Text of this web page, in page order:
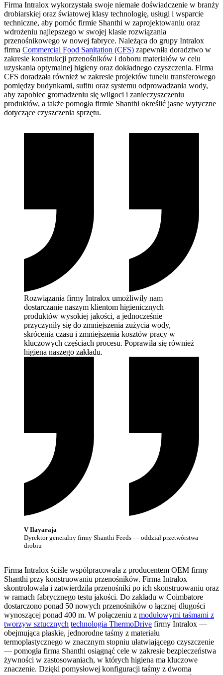
Firma Intralox wykorzystała swoje niemałe doświadczenie w branży
drobiarskiej oraz światowej klasy technologię, usługi i wsparcie
techniczne, aby pomóc firmie Shanthi w zaprojektowaniu oraz
wdrożeniu najlepszego w swojej klasie rozwiązania
przenośnikowego w nowej fabryce. Należąca do grupy Intralox
firma Commercial Food Sanitation (CFS) zapewniła doradztwo w
zakresie konstrukcji przenośników i doboru materiałów w celu
uzyskania optymalnej higieny oraz dokładnego czyszczenia. Firma
CFS doradzała również w zakresie projektów tunelu transferowego
pomiędzy budynkami, sufitu oraz systemu odprowadzania wody,
aby zapobiec gromadzeniu się wilgoci i zanieczyszczeniu
produktów, a także pomogła firmie Shanthi określić jasne wytyczne
dotyczące czyszczenia sprzętu.
Rozwiązania firmy Intralox umożliwiły nam
dostarczanie naszym klientom higienicznych
produktów wysokiej jakości, a jednocześnie
przyczyniły się do zmniejszenia zużycia wody,
skrócenia czasu i zmniejszenia kosztów pracy w
kluczowych częściach procesu. Poprawiła się również
higiena naszego zakładu.
V Ilayaraja
Dyrektor generalny firmy Shanthi Feeds — oddział przetwórstwa
drobiu
Firma Intralox ściśle współpracowała z producentem OEM firmy
Shanthi przy konstruowaniu przenośników. Firma Intralox
skontrolowała i zatwierdziła przenośniki po ich skonstruowaniu oraz
w ramach fabrycznego testu jakości. Do zakładu w Coimbatore
dostarczono ponad 50 nowych przenośników o łącznej długości
wynoszącej ponad 400 m. W połączeniu z modułowymi taśmami z
tworzyw sztucznych technologia ThermoDrive firmy Intralox —
obejmująca płaskie, jednorodne taśmy z materiału
termoplastycznego w znacznym stopniu ułatwiającego czyszczenie
— pomogła firma Shanthi osiągnąć cele w zakresie bezpieczeństwa
żywności w zastosowaniach, w których higiena ma kluczowe
znaczenie. Dzięki pomysłowej konfiguracji taśmy z dwoma